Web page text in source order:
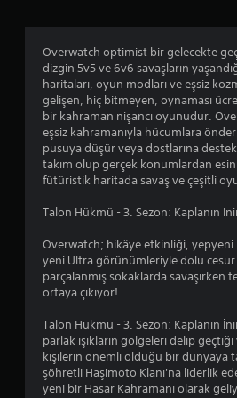
Overwatch optimist bir gelecekte
dizgin 5v5 ve 6v6 savaşların
haritaları, oyun modları ve eşsiz
gelişen, hiç bitmeyen, oynaması
bir kahraman nişancı oyunudur.
eşsiz kahramanıyla hücumlara
pusuya düşür veya dostlarına
takım olup gerçek konumlardan
fütüristik haritada savaş ve çeşitli
Talon Hükmü - 3. Sezon: Kaplanın
Overwatch; hikâye etkinliği,
yeni Ultra görünümleriyle dolu
parçalanmış sokaklarda savaşırken
ortaya çıkıyor!
Talon Hükmü - 3. Sezon: Kaplanın
parlak ışıkların gölgeleri delip
kişilerin önemli olduğu bir dünyaya
şöhretli Haşimoto Klanı'na liderlik
yeni bir Hasar Kahramanı olarak